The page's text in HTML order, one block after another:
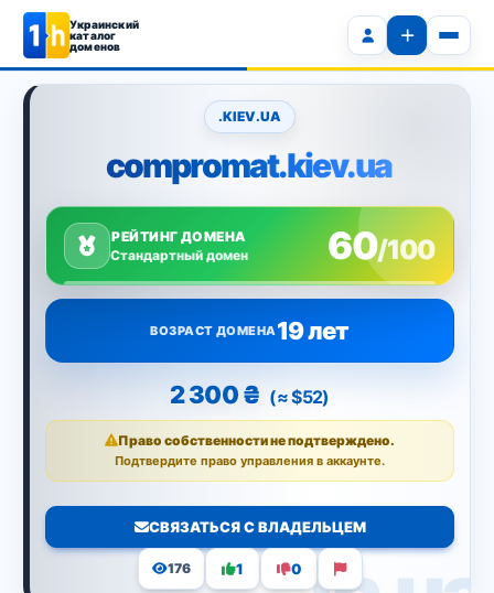
Украинский
каталог
доменов
.KIEV.UA
compromat.kiev.ua
РЕЙТИНГ ДОМЕНА
Стандартный домен
60/100
ВОЗРАСТ ДОМЕНА 19 лет
2 300 ₴ (≈ $52)
Право собственности не подтверждено.
Подтвердите право управления в аккаунте.
СВЯЗАТЬСЯ С ВЛАДЕЛЬЦЕМ
176 1 0